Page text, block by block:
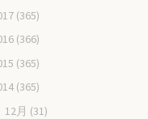
(365)
(366)
(365)
(365)
12月 (31)